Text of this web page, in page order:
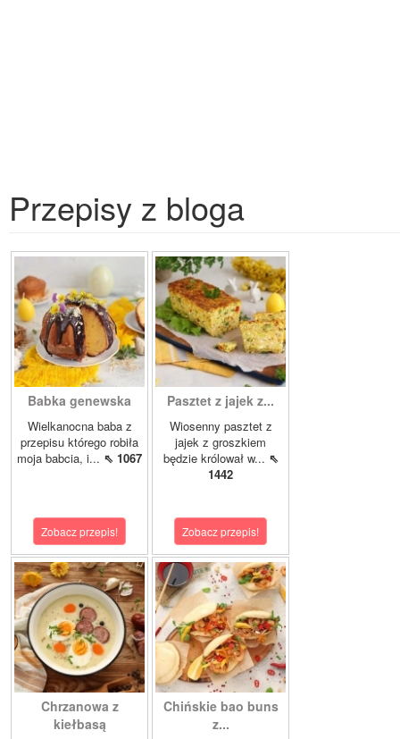
Przepisy z bloga
Babka genewska
Wielkanocna baba z
przepisu którego robiła
moja babcia, i... ⇖ 1067
Zobacz przepis!
Pasztet z jajek z...
Wiosenny pasztet z
jajek z groszkiem
będzie królował w... ⇖
1442
Zobacz przepis!
Chrzanowa z
kiełbasą
Chińskie bao buns
z...